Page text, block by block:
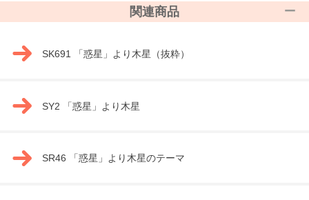
関連商品
SK691 「惑星」より木星（抜粋）
SY2 「惑星」より木星
SR46 「惑星」より木星のテーマ